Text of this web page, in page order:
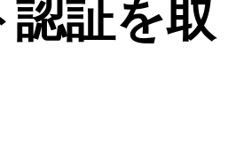
証を取